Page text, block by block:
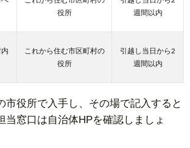
役所
週間以内
これから住む市区町村の
役所
引越し当日から2
週間以内
市役所で入手し、その場で記入すると
当窓口は自治体HPを確認しましょ